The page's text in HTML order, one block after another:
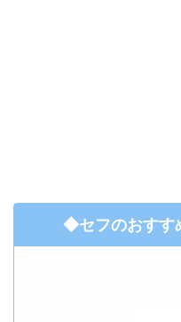
◆セフのおすす